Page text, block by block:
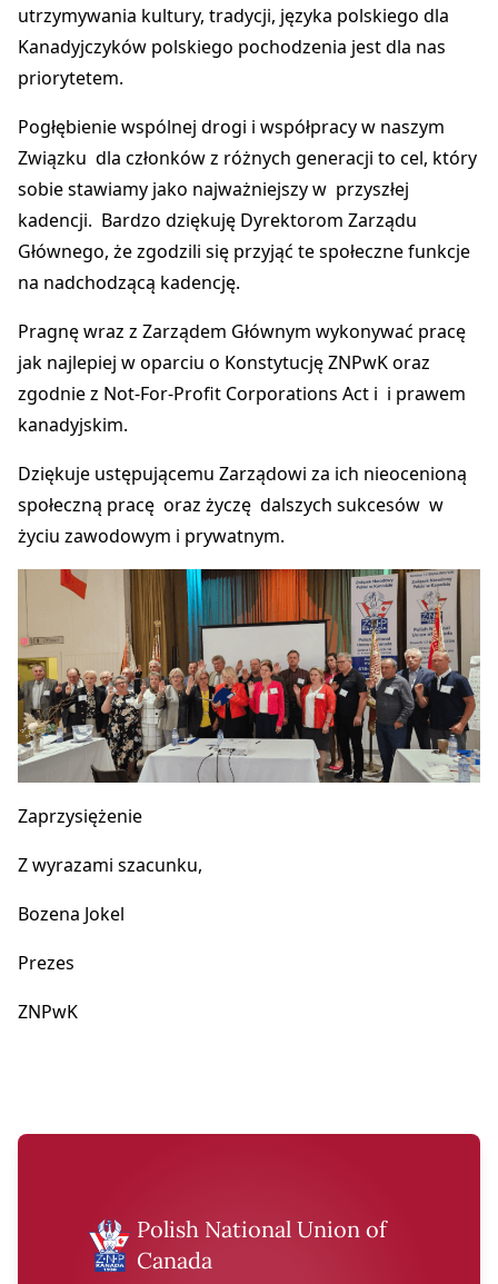
utrzymywania kultury, tradycji, języka polskiego dla
Kanadyjczyków polskiego pochodzenia jest dla nas
priorytetem.
Pogłębienie wspólnej drogi i współpracy w naszym
Związku dla członków z różnych generacji to cel, który
sobie stawiamy jako najważniejszy w przyszłej
kadencji. Bardzo dziękuję Dyrektorom Zarządu
Głównego, że zgodzili się przyjąć te społeczne funkcje
na nadchodzącą kadencję.
Pragnę wraz z Zarządem Głównym wykonywać pracę
jak najlepiej w oparciu o Konstytucję ZNPwK oraz
zgodnie z Not-For-Profit Corporations Act i i prawem
kanadyjskim.
Dziękuje ustępującemu Zarządowi za ich nieocenioną
społeczną pracę oraz życzę dalszych sukcesów w
życiu zawodowym i prywatnym.
Zaprzysiężenie
Z wyrazami szacunku,
Bozena Jokel
Prezes
ZNPwK
Polish National Union of
Canada